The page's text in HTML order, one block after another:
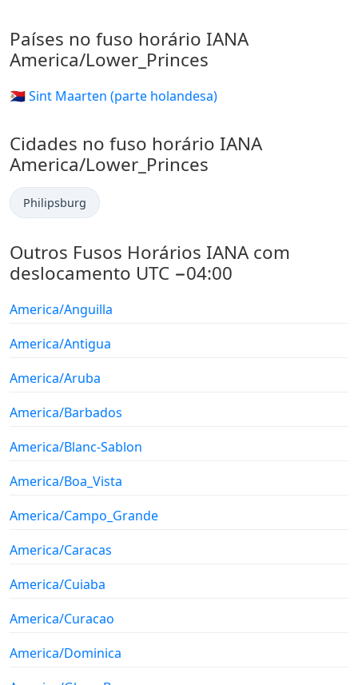
Países no fuso horário IANA
America/Lower_Princes
🇸🇽 Sint Maarten (parte holandesa)
Cidades no fuso horário IANA
America/Lower_Princes
Philipsburg
Outros Fusos Horários IANA com
deslocamento UTC −04:00
America/Anguilla
America/Antigua
America/Aruba
America/Barbados
America/Blanc-Sablon
America/Boa_Vista
America/Campo_Grande
America/Caracas
America/Cuiaba
America/Curacao
America/Dominica